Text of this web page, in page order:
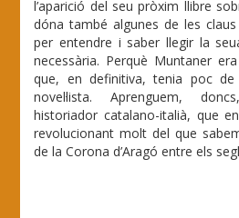
l’aparició del seu pròxim llibre
dóna també algunes de les
per entendre i saber llegir la
necessària. Perquè Muntaner
que, en definitiva, tenia poc
novel·lista. Aprenguem,
historiador catalano-italià, que
revolucionant molt del que
de la Corona d’Aragó entre els